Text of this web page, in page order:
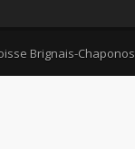
Brignais-